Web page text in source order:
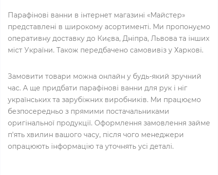
Парафінові ванни в інтернет магазині «Майстер»
представлені в широкому асортименті. Ми пропонуємо
оперативну доставку до Києва, Дніпра, Львова та інших
міст України. Також передбачено самовивіз у Харкові.
Замовити товари можна онлайн у будь-який зручний
час. А ще придбати парафінові ванни для рук і ніг
українських та зарубіжних виробників. Ми працюємо
безпосередньо з прямими постачальниками
оригінальної продукції. Оформлення замовлення займе
п'ять хвилин вашого часу, після чого менеджери
опрацюють інформацію та уточнять усі деталі.